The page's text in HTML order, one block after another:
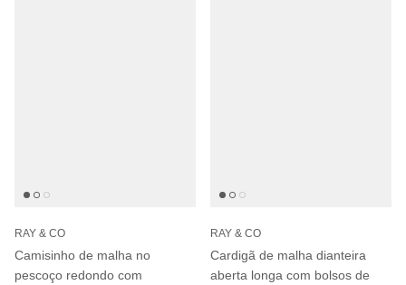
RAY & CO
Camisinho de malha no
pescoço redondo com
RAY & CO
Cardigã de malha dianteira
aberta longa com bolsos de